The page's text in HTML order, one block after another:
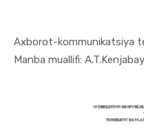
Axborot-kommunikatsiya
Manba muallifi:
In